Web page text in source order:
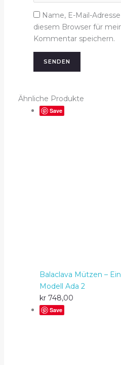
Name, E-Mail-
diesem Browser für
Kommentar speichern.
Ähnliche Produkte
Save
Balaclava Mützen –
Modell Ada 2
kr748,00
Save